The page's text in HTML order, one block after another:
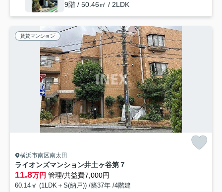
9階 / 50.46㎡ / 2LDK
賃貸マンション
横浜市南区南太田
ライオンズマンション井土ヶ谷第７
11.8万円 管理/共益費7,000円
60.14㎡ (1LDK＋S(納戸)) /築37年 /4階建